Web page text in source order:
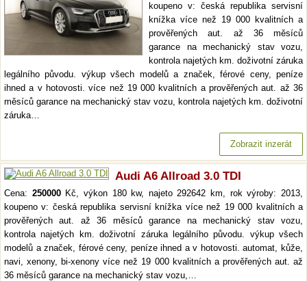
koupeno v: česká republika servisní
knížka více než 19 000 kvalitních a
prověřených aut. až 36 měsíců
garance na mechanický stav vozu,
kontrola najetých km. doživotní záruka
legálního původu. výkup všech modelů a značek, férové ceny, peníze
ihned a v hotovosti. více než 19 000 kvalitních a prověřených aut. až 36
měsíců garance na mechanický stav vozu, kontrola najetých km. doživotní
záruka…
Zobrazit inzerát
Audi A6 Allroad 3.0 TDI
Cena: 250000Kč, výkon 180 kw, najeto 292642 km, rok výroby: 2013,
koupeno v: česká republika servisní knížka více než 19 000 kvalitních a
prověřených aut. až 36 měsíců garance na mechanický stav vozu,
kontrola najetých km. doživotní záruka legálního původu. výkup všech
modelů a značek, férové ceny, peníze ihned a v hotovosti. automat, kůže,
navi, xenony, bi-xenony více než 19 000 kvalitních a prověřených aut. až
36 měsíců garance na mechanický stav vozu,…